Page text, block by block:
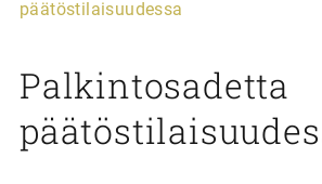
päätöstilaisuudessa
Palkintosadetta